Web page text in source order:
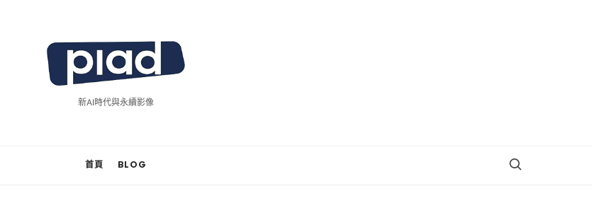
piad
拍新AI時代與永續影像
首頁 BLOG